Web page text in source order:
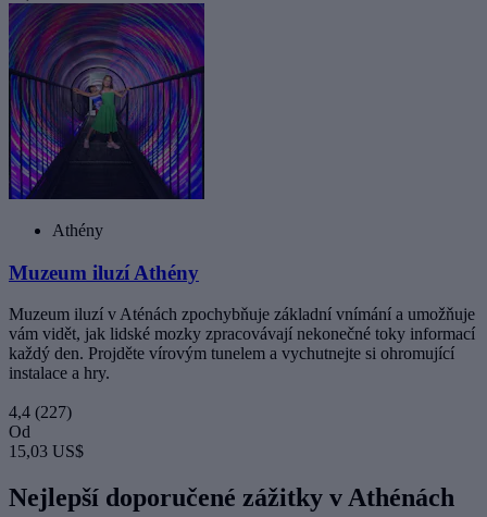
Athény
Muzeum iluzí Athény
Muzeum iluzí v Aténách zpochybňuje základní vnímání a umožňuje
vám vidět, jak lidské mozky zpracovávají nekonečné toky informací
každý den. Projděte vírovým tunelem a vychutnejte si ohromující
instalace a hry.
4,4 (227)
Od
15,03 US$
Nejlepší doporučené zážitky v Athénách